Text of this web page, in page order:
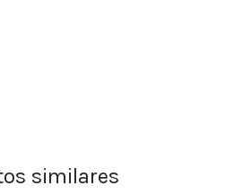
similares